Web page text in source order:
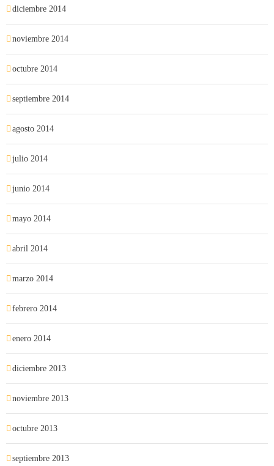
diciembre 2014
noviembre 2014
octubre 2014
septiembre 2014
agosto 2014
julio 2014
junio 2014
mayo 2014
abril 2014
marzo 2014
febrero 2014
enero 2014
diciembre 2013
noviembre 2013
octubre 2013
septiembre 2013